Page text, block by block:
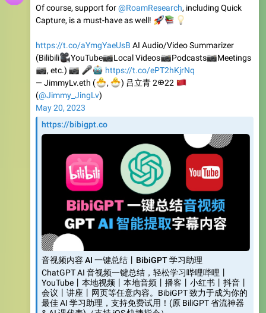
https://t.co/aYmgYaeUsBAI Audio/Video Summarizer
, etc.)
🤖https://t.co/ePT2hKjrNq
— JimmyLv.eth (
🐣
,
🐣) 吕立青 2𐃏22
(@Jimmy_JingLv)
May 20, 2023
https://bibigpt.co
音视频内容 AI 一键总结丨BibiGPT 学习助理
ChatGPT AI 音视频一键总结，轻松学习哔哩哔哩丨
YouTube丨本地视频丨本地音频丨播客丨小红书丨抖音丨
会议丨讲座丨网页等任意内容。BibiGPT 致力于成为你的
最佳 AI 学习助理，支持免费试用！(原 BiliGPT 省流神器
& AI 课代表)（支持 iOS 快捷指令）
196 IFTTT,08:32